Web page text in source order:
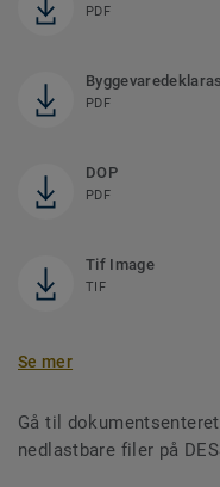
PDF
PDF
DOP
PDF
Tif Image
TIF
Se mer
Gå til
nedlastbare filer på